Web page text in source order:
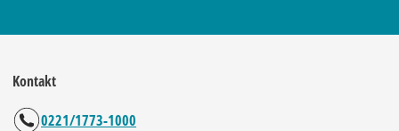
Kontakt
0221/1773-1000